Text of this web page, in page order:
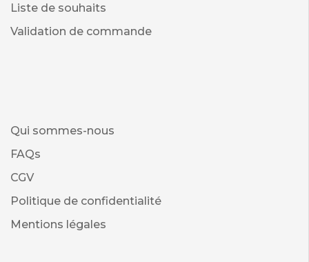
Liste de souhaits
Validation de commande
Qui sommes-nous
FAQs
CGV
Politique de confidentialité
Mentions légales